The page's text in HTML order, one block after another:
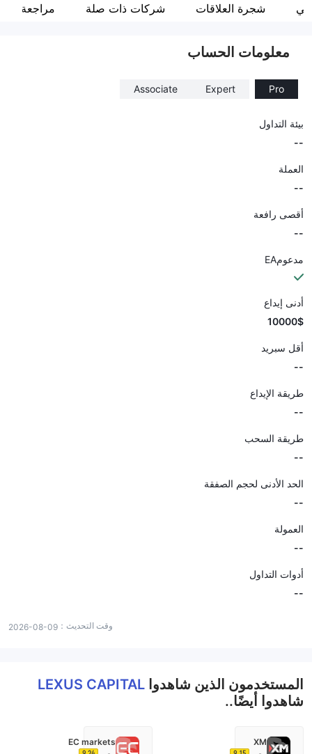
اسم الشركة
شجرة العلاقات شركات ذات صلة مراجعة
معلومات الحساب
Pro
Expert
Associate
بيئة التداول
--
العملة
--
أقصى رافعة
--
مدعومEA
أدنى إيداع
10000$
أقل سبريد
--
طريقة الإيداع
--
طريقة السحب
--
الحد الأدنى لحجم الصفقة
--
العمولة
--
أدوات التداول
--
وقت التحديث： 2026-08-09
المستخدمون الذين شاهدوا LEXUS CAPITAL
شاهدوا أيضًا..
XM
EC markets